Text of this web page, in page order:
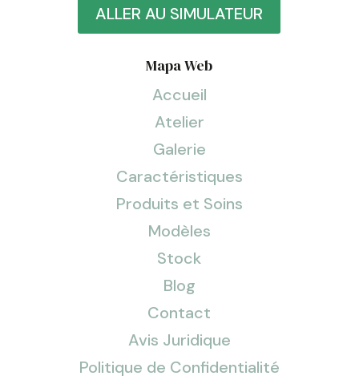
ALLER AU SIMULATEUR
Mapa Web
Accueil
Atelier
Galerie
Caractéristiques
Produits et Soins
Modèles
Stock
Blog
Contact
Avis Juridique
Politique de Confidentialité